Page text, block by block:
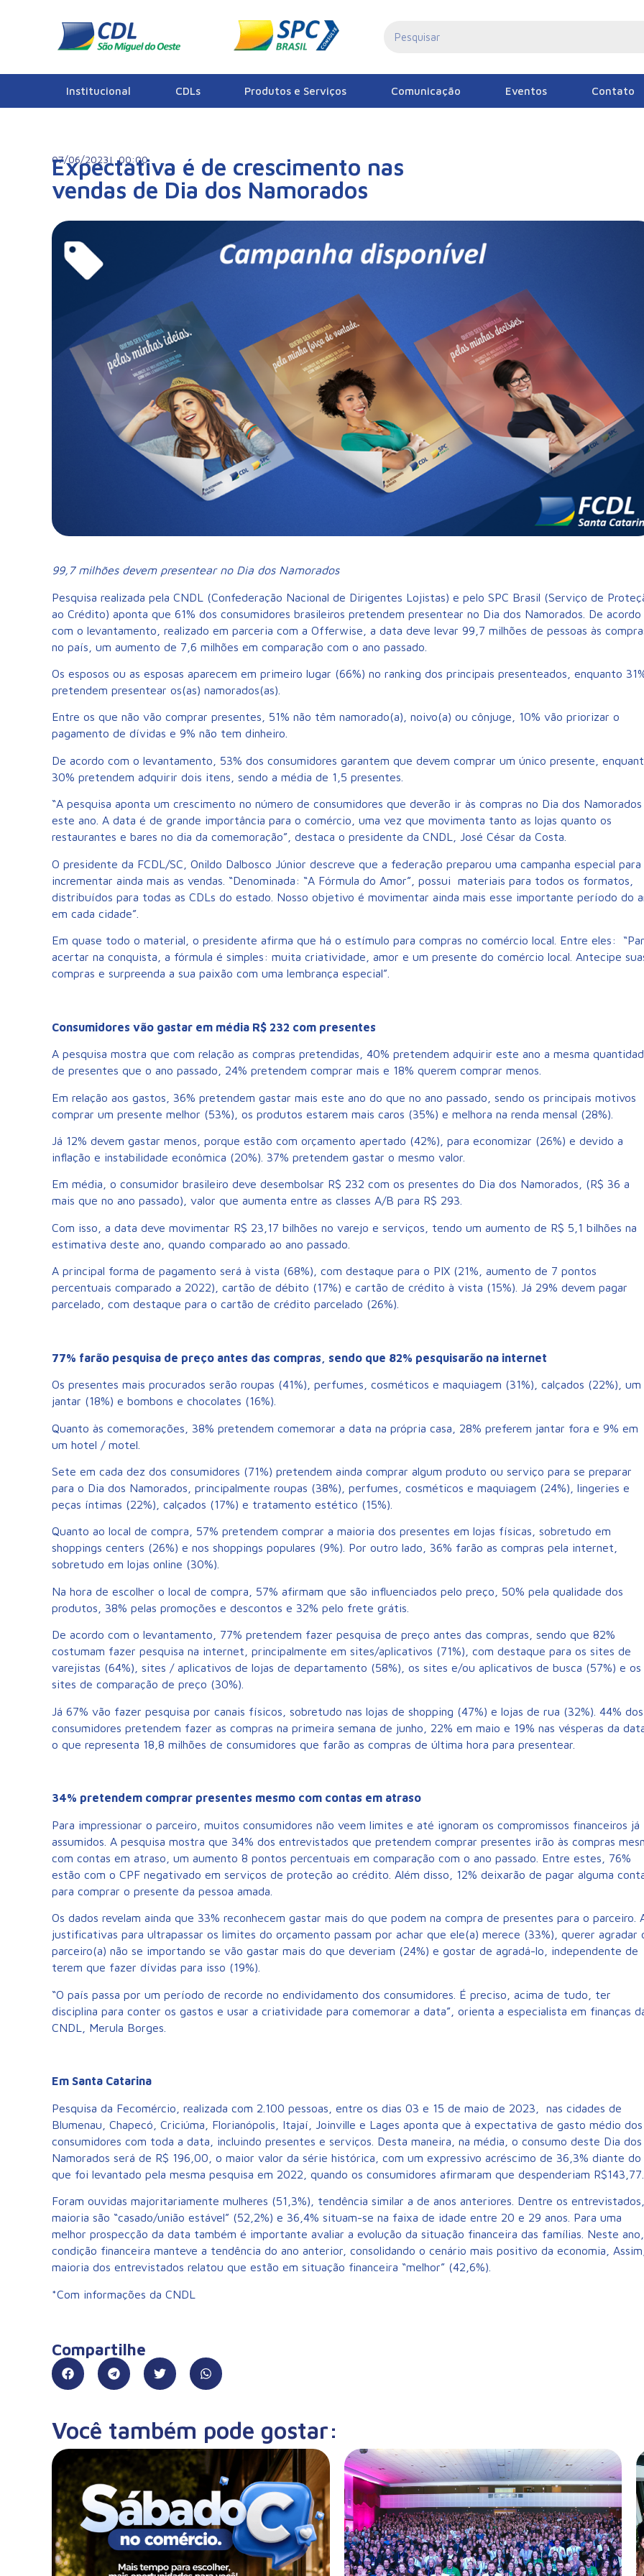
Institucional CDLs Produtos e Serviços Comunicação Eventos Contato
Notícias
07/06/2023| 00:00
Expectativa é de crescimento nas
vendas de Dia dos Namorados
99,7 milhões devem presentear no Dia dos Namorados
Pesquisa realizada pela CNDL (Confederação Nacional de Dirigentes Lojistas) e pelo SPC Brasil (Serviço de
ao Crédito) aponta que 61% dos consumidores brasileiros pretendem presentear no Dia dos Namorados. De acordo
com o levantamento, realizado em parceria com a Offerwise, a data deve levar 99,7 milhões de pessoas às
no país, um aumento de 7,6 milhões em comparação com o ano passado.
Os esposos ou as esposas aparecem em primeiro lugar (66%) no ranking dos principais presenteados, enquanto
pretendem presentear os(as) namorados(as).
Entre os que não vão comprar presentes, 51% não têm namorado(a), noivo(a) ou cônjuge, 10% vão priorizar o
pagamento de dívidas e 9% não tem dinheiro.
De acordo com o levantamento, 53% dos consumidores garantem que devem comprar um único presente,
30% pretendem adquirir dois itens, sendo a média de 1,5 presentes.
“A pesquisa aponta um crescimento no número de consumidores que deverão ir às compras no Dia dos Namorados
este ano. A data é de grande importância para o comércio, uma vez que movimenta tanto as lojas quanto os
restaurantes e bares no dia da comemoração”, destaca o presidente da CNDL, José César da Costa.
O presidente da FCDL/SC, Onildo Dalbosco Júnior descreve que a federação preparou uma campanha especial para
incrementar ainda mais as vendas. “Denominada: “A Fórmula do Amor”, possui materiais para todos os formatos,
distribuídos para todas as CDLs do estado. Nosso objetivo é movimentar ainda mais esse importante período do
em cada cidade”.
Em quase todo o material, o presidente afirma que há o estímulo para compras no comércio local. Entre eles:
acertar na conquista, a fórmula é simples: muita criatividade, amor e um presente do comércio local. Antecipe
compras e surpreenda a sua paixão com uma lembrança especial”.
Consumidores vão gastar em média R$ 232 com presentes
A pesquisa mostra que com relação as compras pretendidas, 40% pretendem adquirir este ano a mesma
de presentes que o ano passado, 24% pretendem comprar mais e 18% querem comprar menos.
Em relação aos gastos, 36% pretendem gastar mais este ano do que no ano passado, sendo os principais motivos
comprar um presente melhor (53%), os produtos estarem mais caros (35%) e melhora na renda mensal (28%).
Já 12% devem gastar menos, porque estão com orçamento apertado (42%), para economizar (26%) e devido a
inflação e instabilidade econômica (20%). 37% pretendem gastar o mesmo valor.
Em média, o consumidor brasileiro deve desembolsar R$ 232 com os presentes do Dia dos Namorados, (R$ 36 a
mais que no ano passado), valor que aumenta entre as classes A/B para R$ 293.
Com isso, a data deve movimentar R$ 23,17 bilhões no varejo e serviços, tendo um aumento de R$ 5,1 bilhões na
estimativa deste ano, quando comparado ao ano passado.
A principal forma de pagamento será à vista (68%), com destaque para o PIX (21%, aumento de 7 pontos
percentuais comparado a 2022), cartão de débito (17%) e cartão de crédito à vista (15%). Já 29% devem pagar
parcelado, com destaque para o cartão de crédito parcelado (26%).
77% farão pesquisa de preço antes das compras, sendo que 82% pesquisarão na internet
Os presentes mais procurados serão roupas (41%), perfumes, cosméticos e maquiagem (31%), calçados (22%), um
jantar (18%) e bombons e chocolates (16%).
Quanto às comemorações, 38% pretendem comemorar a data na própria casa, 28% preferem jantar fora e 9% em
um hotel / motel.
Sete em cada dez dos consumidores (71%) pretendem ainda comprar algum produto ou serviço para se preparar
para o Dia dos Namorados, principalmente roupas (38%), perfumes, cosméticos e maquiagem (24%), lingeries e
peças íntimas (22%), calçados (17%) e tratamento estético (15%).
Quanto ao local de compra, 57% pretendem comprar a maioria dos presentes em lojas físicas, sobretudo em
shoppings centers (26%) e nos shoppings populares (9%). Por outro lado, 36% farão as compras pela internet,
sobretudo em lojas online (30%).
Na hora de escolher o local de compra, 57% afirmam que são influenciados pelo preço, 50% pela qualidade dos
produtos, 38% pelas promoções e descontos e 32% pelo frete grátis.
De acordo com o levantamento, 77% pretendem fazer pesquisa de preço antes das compras, sendo que 82%
costumam fazer pesquisa na internet, principalmente em sites/aplicativos (71%), com destaque para os sites de
varejistas (64%), sites / aplicativos de lojas de departamento (58%), os sites e/ou aplicativos de busca (57%) e os
sites de comparação de preço (30%).
Já 67% vão fazer pesquisa por canais físicos, sobretudo nas lojas de shopping (47%) e lojas de rua (32%). 44% dos
consumidores pretendem fazer as compras na primeira semana de junho, 22% em maio e 19% nas vésperas da
o que representa 18,8 milhões de consumidores que farão as compras de última hora para presentear.
34% pretendem comprar presentes mesmo com contas em atraso
Para impressionar o parceiro, muitos consumidores não veem limites e até ignoram os compromissos financeiros já
assumidos. A pesquisa mostra que 34% dos entrevistados que pretendem comprar presentes irão às compras
com contas em atraso, um aumento 8 pontos percentuais em comparação com o ano passado. Entre estes, 76%
estão com o CPF negativado em serviços de proteção ao crédito. Além disso, 12% deixarão de pagar alguma
para comprar o presente da pessoa amada.
Os dados revelam ainda que 33% reconhecem gastar mais do que podem na compra de presentes para o parceiro.
justificativas para ultrapassar os limites do orçamento passam por achar que ele(a) merece (33%), querer agradar
parceiro(a) não se importando se vão gastar mais do que deveriam (24%) e gostar de agradá-lo, independente de
terem que fazer dívidas para isso (19%).
“O país passa por um período de recorde no endividamento dos consumidores. É preciso, acima de tudo, ter
disciplina para conter os gastos e usar a criatividade para comemorar a data”, orienta a especialista em finanças
CNDL, Merula Borges.
Em Santa Catarina
Pesquisa da Fecomércio, realizada com 2.100 pessoas, entre os dias 03 e 15 de maio de 2023, nas cidades de
Blumenau, Chapecó, Criciúma, Florianópolis, Itajaí, Joinville e Lages aponta que à expectativa de gasto médio dos
consumidores com toda a data, incluindo presentes e serviços. Desta maneira, na média, o consumo deste Dia dos
Namorados será de R$ 196,00, o maior valor da série histórica, com um expressivo acréscimo de 36,3% diante do
que foi levantado pela mesma pesquisa em 2022, quando os consumidores afirmaram que despenderiam R$143,77.
Foram ouvidas majoritariamente mulheres (51,3%), tendência similar a de anos anteriores. Dentre os
maioria são “casado/união estável” (52,2%) e 36,4% situam-se na faixa de idade entre 20 e 29 anos. Para uma
melhor prospecção da data também é importante avaliar a evolução da situação financeira das famílias. Neste
condição financeira manteve a tendência do ano anterior, consolidando o cenário mais positivo da economia,
maioria dos entrevistados relatou que estão em situação financeira “melhor” (42,6%).
*Com informações da CNDL
Compartilhe
Você também pode gostar: